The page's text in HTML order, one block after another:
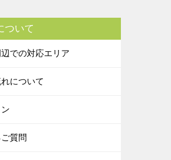
ついて
での対応エリア
について
質問